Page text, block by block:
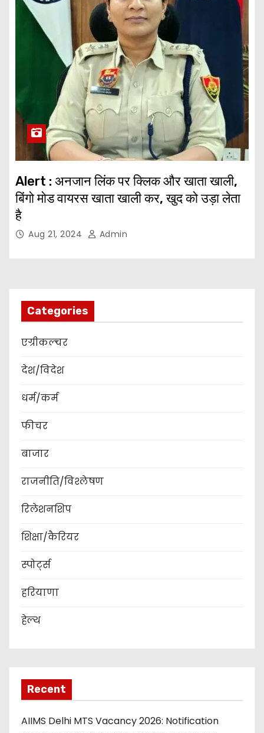
Alert : अनजान लिंक पर क्लिक और खाता खाली,
बिंगो मोड वायरस खाता खाली कर, खुद को उड़ा लेता
है
Aug 21, 2024 Admin
Categories
एग्रीकल्चर
देश/विदेश
धर्म/कर्म
फीचर
बाजार
राजनीति/विश्लेषण
रिलेशनशिप
शिक्षा/कैरियर
स्पोर्ट्स
हरियाणा
हेल्थ
Recent
AIIMS Delhi MTS Vacancy 2026: Notification